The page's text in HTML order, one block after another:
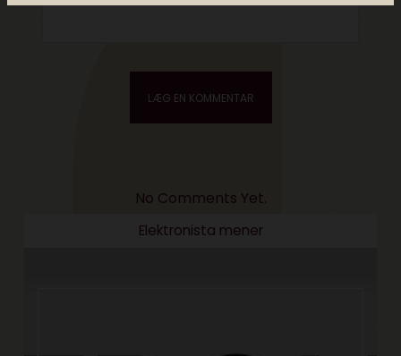
No Comments Yet.
Elektronista mener